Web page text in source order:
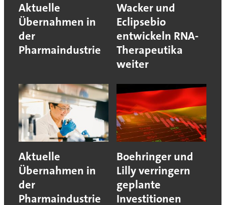
Aktuelle
Übernahmen in
der
Pharmaindustrie
Wacker und
Eclipsebio
entwickeln RNA-
Therapeutika
weiter
Aktuelle
Übernahmen in
der
Pharmaindustrie
Boehringer und
Lilly verringern
geplante
Investitionen